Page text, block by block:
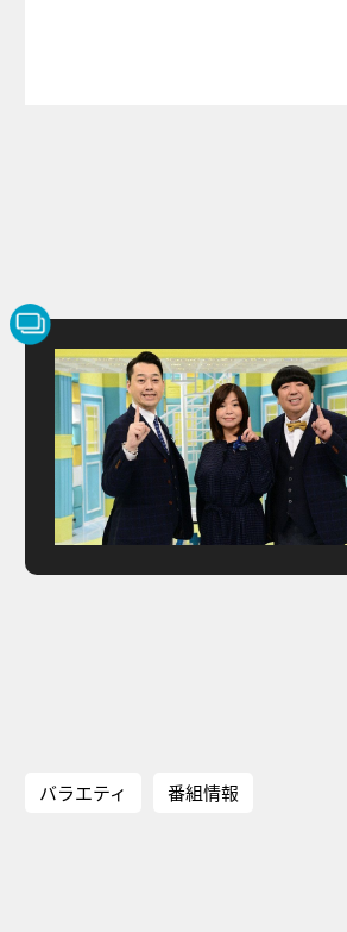
バラエティ 番組情報